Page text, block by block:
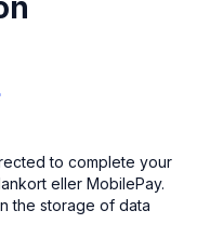
to complete your
eller MobilePay.
the storage of data